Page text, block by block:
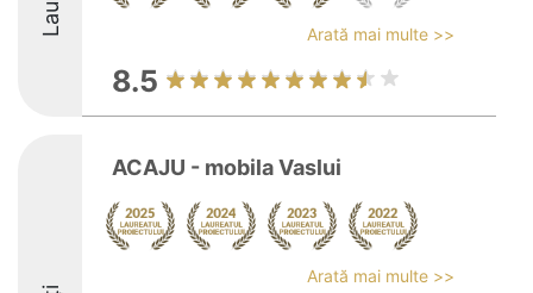
Arată mai multe >>
8.5
ACAJU - mobila Vaslui
Arată mai multe >>